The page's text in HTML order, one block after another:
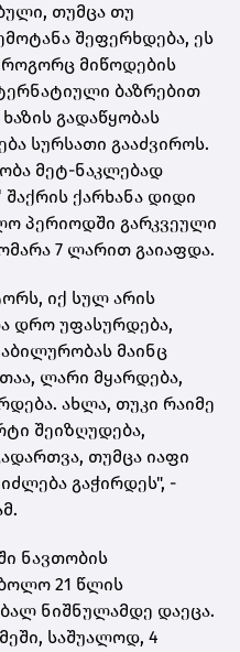
თუმცა თუ
შეფერხდება, ეს
როგორც მიწოდების
ბაზრებით
გადაწყობას
სურსათი გააძვიროს.
მეტ-ნაკლებად
შაქრის ქარხანა დიდი
პერიოდში გარკვეული
7 ლარით გაიაფდა.
იქ სულ არის
დრო უფასურდება,
მაინც
ლარი მყარდება,
ახლა, თუკი რაიმე
შეიზღუდება,
თუმცა იაფი
გაჭირდეს", -
ნავთობის
21 წლის
ნიშნულამდე დაეცა.
საშუალოდ, 4